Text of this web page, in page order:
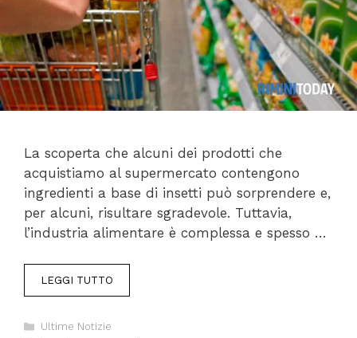
La scoperta che alcuni dei prodotti che
acquistiamo al supermercato contengono
ingredienti a base di insetti può sorprendere e,
per alcuni, risultare sgradevole. Tuttavia,
l’industria alimentare è complessa e spesso …
LEGGI TUTTO
Categorie
Ultime Notizie